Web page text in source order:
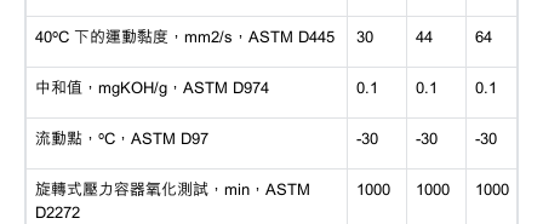
40ºC 下的運動黏度，mm2/s，ASTM D445 30 44 64
中和值， mgKOH/g，ASTM D974 0.1 0.1 0.1
流動點， ºC，ASTM D97 -30 -30 -30
旋轉式壓力容器氧化測試， min，ASTM
D2272
1000 1000 1000